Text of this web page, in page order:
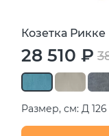
Козетка
28 510 ₽
Размер, см: Д